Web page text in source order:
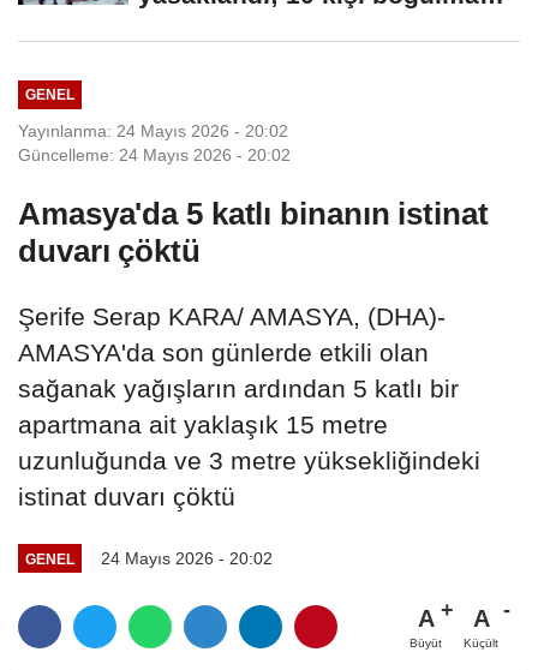
GENEL
Yayınlanma: 24 Mayıs 2026 - 20:02
Güncelleme: 24 Mayıs 2026 - 20:02
Amasya'da 5 katlı binanın istinat
duvarı çöktü
Şerife Serap KARA/ AMASYA, (DHA)-
AMASYA'da son günlerde etkili olan
sağanak yağışların ardından 5 katlı bir
apartmana ait yaklaşık 15 metre
uzunluğunda ve 3 metre yüksekliğindeki
istinat duvarı çöktü
GENEL 24 Mayıs 2026 - 20:02
A
Büyüt
A
Küçült